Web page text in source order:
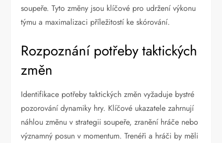
soupeře. Tyto změny jsou klíčové pro udržení výkonu
týmu a maximalizaci příležitostí ke skórování.
Rozpoznání potřeby taktických
změn
Identifikace potřeby taktických změn vyžaduje bystré
pozorování dynamiky hry. Klíčové ukazatele zahrnují
náhlou změnu v strategii soupeře, zranění hráče nebo
významný posun v momentum. Trenéři a hráči by měli